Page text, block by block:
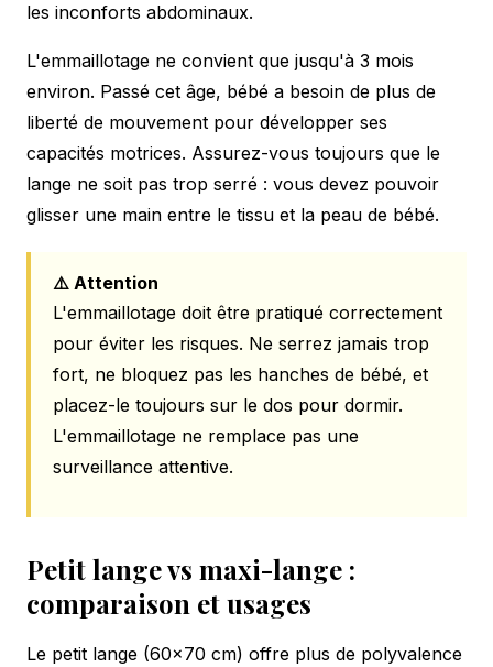
les inconforts abdominaux.
L'emmaillotage ne convient que jusqu'à 3 mois
environ. Passé cet âge, bébé a besoin de plus de
liberté de mouvement pour développer ses
capacités motrices. Assurez-vous toujours que le
lange ne soit pas trop serré : vous devez pouvoir
glisser une main entre le tissu et la peau de bébé.
⚠️ Attention
L'emmaillotage doit être pratiqué correctement
pour éviter les risques. Ne serrez jamais trop
fort, ne bloquez pas les hanches de bébé, et
placez-le toujours sur le dos pour dormir.
L'emmaillotage ne remplace pas une
surveillance attentive.
Petit lange vs maxi-lange :
comparaison et usages
Le petit lange (60×70 cm) offre plus de polyvalence